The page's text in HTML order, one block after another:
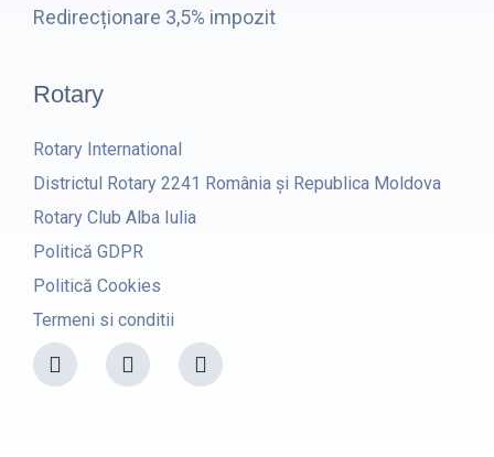
Redirecționare 3,5% impozit
Rotary
Rotary International
Districtul Rotary 2241 România și Republica Moldova
Rotary Club Alba Iulia
Politică GDPR
Politică Cookies
Termeni si conditii
F
a
c
I
n
s
Y
o
u